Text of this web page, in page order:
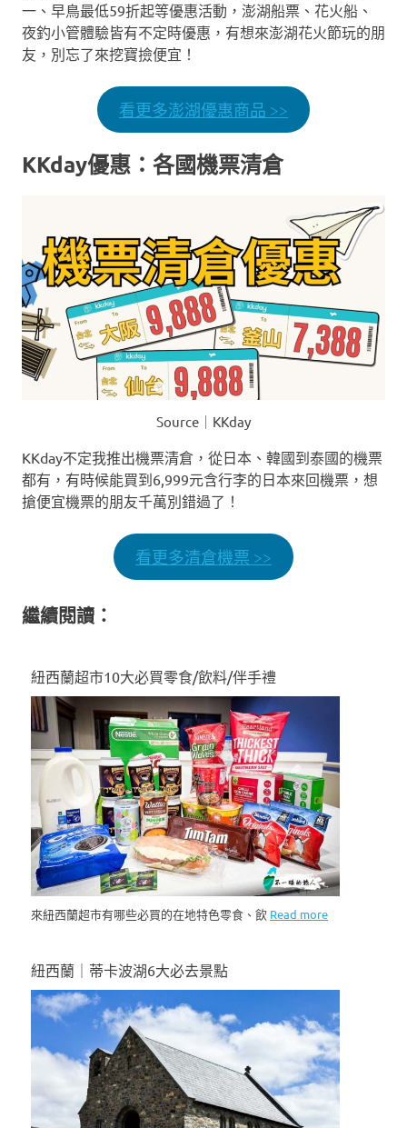
一、早鳥最低59折起等優惠活動，澎湖船票、花火船、
夜釣小管體驗皆有不定時優惠，有想來澎湖花火節玩的朋
友，別忘了來挖寶撿便宜！
看更多澎湖優惠商品 >>
KKday優惠：各國機票清倉
Source｜KKday
KKday不定我推出機票清倉，從日本、韓國到泰國的機票
都有，有時候能買到6,999元含行李的日本來回機票，想
搶便宜機票的朋友千萬別錯過了！
看更多清倉機票 >>
繼續閱讀：
紐西蘭超市10大必買零食/飲料/伴手禮
來紐西蘭超市有哪些必買的在地特色零食、飲 Read more
紐西蘭｜蒂卡波湖6大必去景點